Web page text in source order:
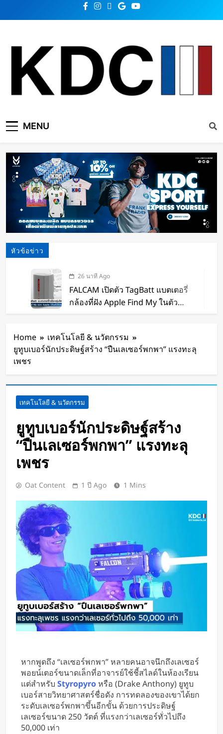
KDC SOLUTION | เคดีซี
โซลูชั่น
MENU
หัวข้อข่าว
26 นาที Ago
FALCAM เปิดตัว TagBatt แบตเตอรี่
กล้องที่ฝัง Apple Find My ในตัว
สายเดินทาง
12,000mAh ชาร์จไว 100W พร้อม
สาย USB-C ในตัว
2 วัน Ago
จากโชว์เทคโนโลยีสู่การทำงานจริง
2 วัน Ago
สตาร์ทอัพรัฐออริกอนพัฒนา AI Data
Center ลอยน้ำ ใช้พลังงานจากคลื่น
ทะเลผลิตไฟฟ้า และใช้น้ำทะเลช่วย
ระบายความร้อน
2 วัน Ago
จีนเปิดตัว “xianglong” เครื่องขุดอุ
Google DeepMind เปิดตัว Weather
Lab แพลตฟอร์ม AI สำหรับคาด
การณ์สภาพอากาศและพายุหมุนเขต
ร้อนล่วงหน้าได้สูงสุด 15 วัน
ChatGPT ทะลุ 1 พันล้านผู้ใช้ต่อ
สัปดาห์ เร็วที่สุดในโลก AI
3 วัน Ago
Xiaomi เปิดตัว SUV พร้อมพื้นที่นอน
ชั้นบน รองรับผู้โดยสารได้ 7 ที่นั่ง
3 วัน Ago
นักวิจัย NUS CDE พัฒนา “ผิว
อิเล็กทรอนิกส์” ที่รับรู้การสัมผัสและ
ซ่อมแซมตัวเองใต้น้ำได้
บินสำเร็จครั้งแรก
Home
เทคโนโลยี & นวัตกรรม
ยูทูบเบอร์นักประดิษฐ์สร้าง “ปืนเลเซอร์พกพา” แรงทะลุ
เพชร
เทคโนโลยี & นวัตกรรม
ยูทูบเบอร์นักประดิษฐ์สร้าง
“ปืนเลเซอร์พกพา” แรงทะลุ
เพชร
Oat Content 1 ปี Ago 1 Mins
หากพูดถึง “เลเซอร์พกพา” หลายคนอาจนึกถึงเลเซอร์
พอยน์เตอร์ขนาดเล็กที่อาจารย์ใช้ชี้สไลด์ในห้องเรียน
แต่สำหรับ Styropyroหรือ (Drake Anthony) ยูทูบ
เบอร์สายวิทยาศาสตร์ชื่อดัง การทดลองของเขาได้ยก
ระดับเลเซอร์พกพาขึ้นอีกขั้น ด้วยการประดิษฐ์
เลเซอร์ขนาด 250 วัตต์ ที่แรงกว่าเลเซอร์ทั่วไปถึง
50,000 เท่า